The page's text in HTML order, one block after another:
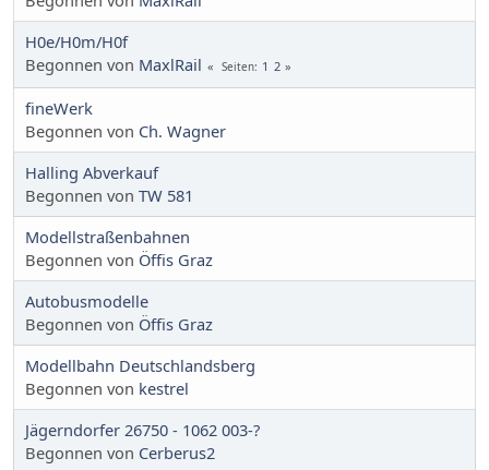
H0e/H0m/H0f
Begonnen von MaxlRail Seiten 1 2
fineWerk
Begonnen von Ch. Wagner
Halling Abverkauf
Begonnen von TW 581
Modellstraßenbahnen
Begonnen von Öffis Graz
Autobusmodelle
Begonnen von Öffis Graz
Modellbahn Deutschlandsberg
Begonnen von kestrel
Jägerndorfer 26750 - 1062 003-?
Begonnen von Cerberus2